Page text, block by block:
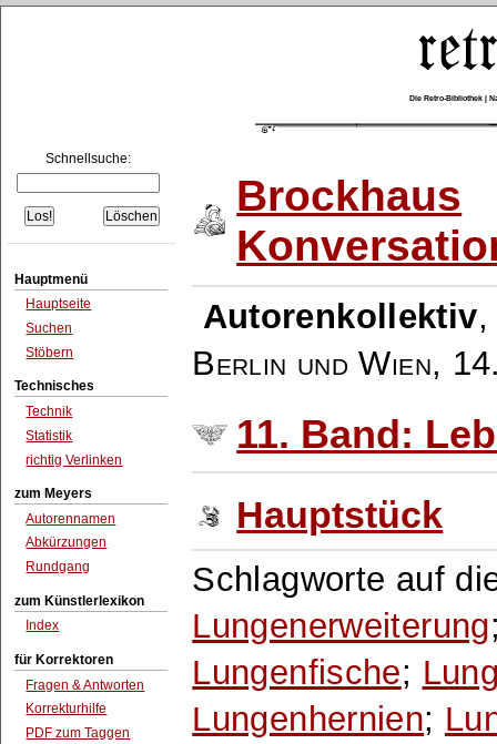
Die Retro-Bibliothek |
Schnellsuche:
Hauptmenü
Hauptseite
Suchen
Stöbern
Technisches
Technik
Statistik
richtig Verlinken
zum Meyers
Autorennamen
Abkürzungen
Rundgang
zum Künstlerlexikon
Index
für Korrektoren
Fragen & Antworten
Korrekturhilfe
PDF zum Taggen
Brockhaus
Autorenkollektiv
Berlin und Wien,
11. Band:
Hauptstück
Schlagworte auf
Lungenerweiterung
Lungenfische;
Lungenhernien;